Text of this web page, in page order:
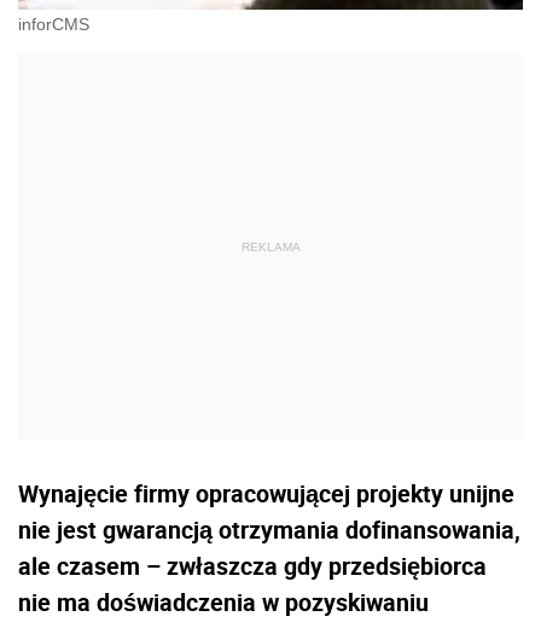
inforCMS
Wynajęcie firmy opracowującej projekty unijne
nie jest gwarancją otrzymania dofinansowania,
ale czasem – zwłaszcza gdy przedsiębiorca
nie ma doświadczenia w pozyskiwaniu